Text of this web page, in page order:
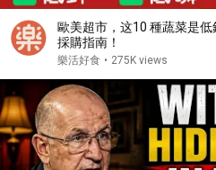
歐美超市，这10 種蔬菜是
採購指南！
樂活好食 • 275K views